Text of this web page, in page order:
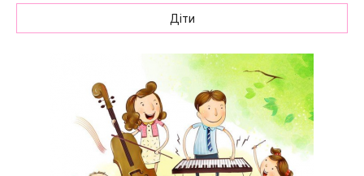
Діти